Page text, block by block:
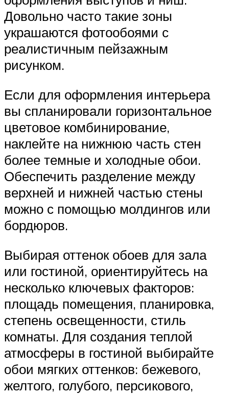
Довольно часто такие зоны
украшаются фотообоями с
реалистичным пейзажным
рисунком.
Если для оформления интерьера
вы спланировали горизонтальное
цветовое комбинирование,
наклейте на нижнюю часть стен
более темные и холодные обои.
Обеспечить разделение между
верхней и нижней частью стены
можно с помощью молдингов или
бордюров.
Выбирая оттенок обоев для зала
или гостиной, ориентируйтесь на
несколько ключевых факторов:
площадь помещения, планировка,
степень освещенности, стиль
комнаты. Для создания теплой
атмосферы в гостиной выбирайте
обои мягких оттенков: бежевого,
желтого, голубого, персикового,